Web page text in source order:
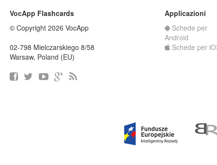
VocApp Flashcards
© Copyright 2026 VocApp
02-798 Mielczarskiego 8/58
Warsaw, Poland (EU)
Applicazioni
Schede per
Android
Schede per